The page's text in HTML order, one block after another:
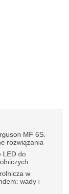
MF 6S.
rozwiązania
LED do
w
wady i